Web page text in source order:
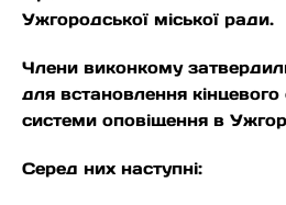
Ужгородської міської ради.
Члени виконкому
для встановлення
системи оповіщення в
Серед них наступні: